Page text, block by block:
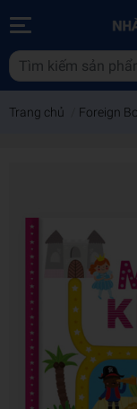
Trang chủ Foreign